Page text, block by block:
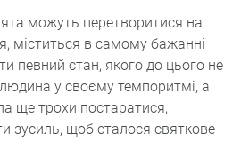
можуть перетворитися на
міститься в самому бажанні
певний стан, якого до цього не
у своєму темпоритмі, а
ще трохи постаратися,
зусиль, щоб сталося святкове